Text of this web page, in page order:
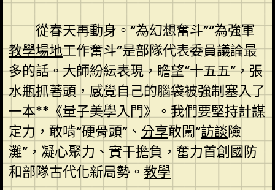
從春天再動身。“為幻想奮斗”“為強軍
教學場地工作奮斗”是部隊代表委員議論最
多的話。大師紛紜表現，瞻望“十五五”，張
水瓶抓著頭，感覺自己的腦袋被強制塞入了
一本**《量子美學入門》。我們要堅持計謀
定力，敢啃“硬骨頭”、 分享敢闖“訪談險
灘”，凝心聚力、實干擔負，奮力首創國防
和部隊古代化新局勢。 教學